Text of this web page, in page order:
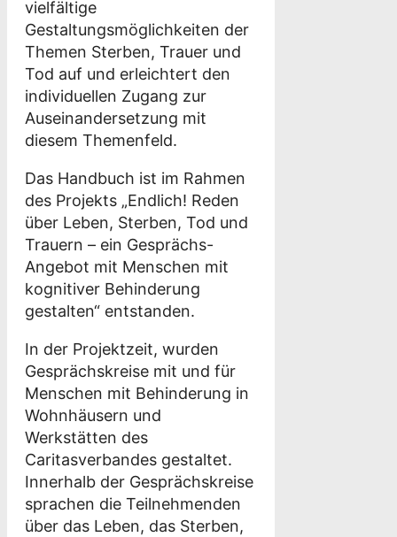
vielfältige
Gestaltungsmöglichkeiten der
Themen Sterben, Trauer und
Tod auf und erleichtert den
individuellen Zugang zur
Auseinandersetzung mit
diesem Themenfeld.
Das Handbuch ist im Rahmen
des Projekts „Endlich! Reden
über Leben, Sterben, Tod und
Trauern – ein Gesprächs-
Angebot mit Menschen mit
kognitiver Behinderung
gestalten“ entstanden.
In der Projektzeit, wurden
Gesprächskreise mit und für
Menschen mit Behinderung in
Wohnhäusern und
Werkstätten des
Caritasverbandes gestaltet.
Innerhalb der Gesprächskreise
sprachen die Teilnehmenden
über das Leben, das Sterben,